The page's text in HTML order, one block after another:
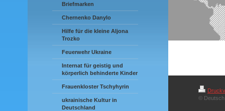
Briefmarken
Chernenko Danylo
Hilfe für die kleine Aljona
Trozko
Feuerwehr Ukraine
Internat für geistig und
körperlich behinderte Kinder
Frauenkloster Tschyhyrin
ukrainische Kultur in
Deutschland
© Deutsch